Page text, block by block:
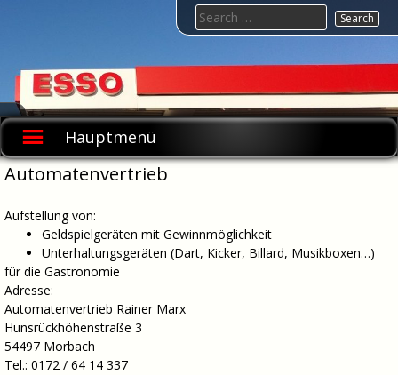
Esso-
Tankstelle-
Marx
Hauptmenü
Search
for:
Automatenvertrieb
Aufstellung von:
Geldspielgeräten mit Gewinnmöglichkeit
Unterhaltungsgeräten (Dart, Kicker, Billard, Musikboxen…)
für die Gastronomie
Adresse:
Automatenvertrieb Rainer Marx
Hunsrückhöhenstraße 3
54497 Morbach
Tel.: 0172 / 64 14 337